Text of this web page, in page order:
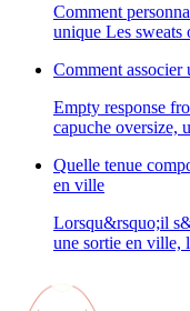
Comment
unique Les
Comment associer
Empty response
capuche oversize,
Quelle tenue
en ville
Lorsqu&rsquo;il
une sortie en ville,